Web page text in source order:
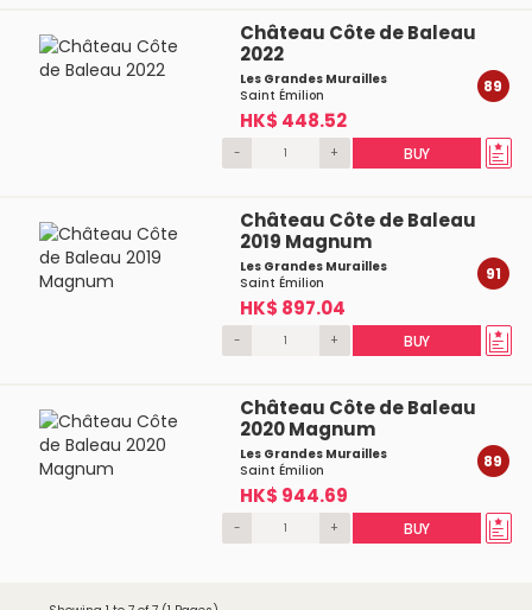
Château Côte de Baleau
2022
Les Grandes Murailles
Saint Émilion
HK$ 448.52
89
- + BUY
Château Côte de Baleau
2019 Magnum
Les Grandes Murailles
Saint Émilion
HK$ 897.04
91
- + BUY
Château Côte de Baleau
2020 Magnum
Les Grandes Murailles
Saint Émilion
HK$ 944.69
89
- + BUY